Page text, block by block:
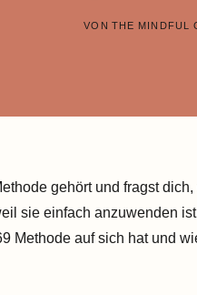
VON THE MINDFUL
gehört und fragst
sie einfach anzuwenden
Methode auf sich hat und